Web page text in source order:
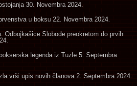
30. Novembra 2024.
u boksu 22. Novembra 2024.
Odbojkašice Slobode preokretom do prvih
legenda iz Tuzle 5. Septembra
vrši upis novih članova 2. Septembra 2024.